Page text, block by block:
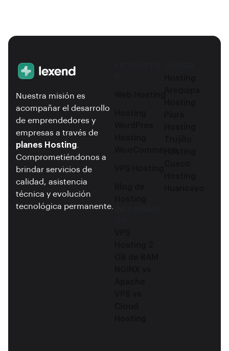
Nuestra misión es
acompañar el desarrollo
de emprendedores y
empresas a través de
planes Hosting
Comprometiéndonos a
brindar servicios de
calidad, asistencia
técnica y evolución
tecnológica permanente.